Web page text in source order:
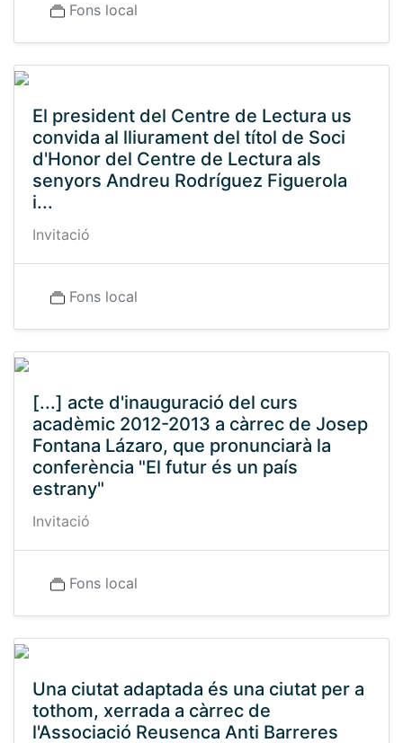
Fons local
El president del Centre de Lectura us
convida al lliurament del títol de Soci
d'Honor del Centre de Lectura als
senyors Andreu Rodríguez Figuerola
i...
Invitació
Fons local
[...] acte d'inauguració del curs
acadèmic 2012-2013 a càrrec de Josep
Fontana Lázaro, que pronunciarà la
conferència "El futur és un país
estrany"
Invitació
Fons local
Una ciutat adaptada és una ciutat per a
tothom, xerrada a càrrec de
l'Associació Reusenca Anti Barreres